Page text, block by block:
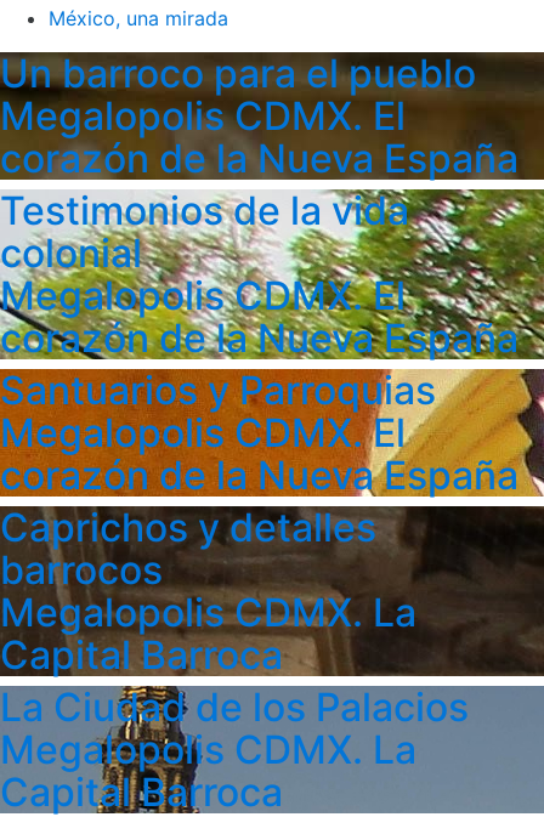
México, una mirada
Un barroco para el pueblo
Megalopolis CDMX. El
corazón de la Nueva España
Testimonios de la vida
colonial
Megalopolis CDMX. El
corazón de la Nueva España
Santuarios y Parroquias
Megalopolis CDMX. El
corazón de la Nueva España
Caprichos y detalles
barrocos
Megalopolis CDMX. La
Capital Barroca
La Ciudad de los Palacios
Megalopolis CDMX. La
Capital Barroca